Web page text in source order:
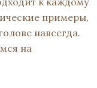
примеры,
навсегда.
на